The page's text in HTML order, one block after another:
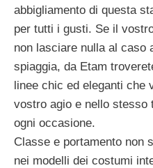
abbigliamento di questa
per tutti i gusti. Se il
non lasciare nulla al caso
spiaggia, da Etam
linee chic ed eleganti che
vostro agio e nello stesso
ogni occasione.
Classe e portamento non
nei modelli dei costumi